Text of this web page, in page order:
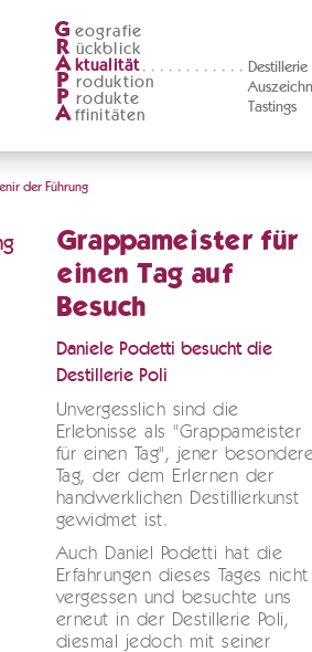
G eografie
R ückblick
A ktualität
Destillerie
Tastings
P roduktion
P rodukte
A ffinitäten
der Führung
Grappameister für
einen Tag auf
Besuch
Daniele Podetti besucht die
Destillerie Poli
Unvergesslich sind die
Erlebnisse als "Grappameister
für einen Tag", jener
Tag, der dem Erlernen der
handwerklichen Destillierkunst
gewidmet ist.
Auch Daniel Podetti hat die
Erfahrungen dieses Tages nicht
vergessen und besuchte uns
erneut in der Destillerie Poli,
diesmal jedoch mit seiner